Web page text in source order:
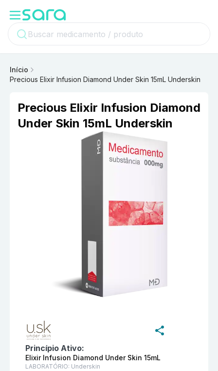
Início
Precious Elixir Infusion Diamond Under Skin 15mL Underskin
Precious Elixir Infusion Diamond
Under Skin 15mL Underskin
Princípio Ativo:
Elixir Infusion Diamond Under Skin 15mL
LABORATÓRIO: Underskin